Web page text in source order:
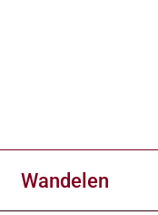
Wandelen